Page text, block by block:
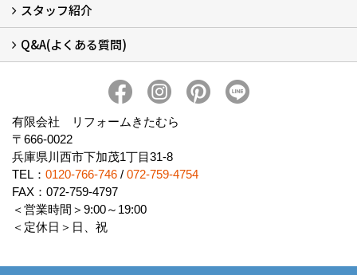
会社概要 (2)
ブログ
アクセス
施工エリア
施工までの流れ
SNSインフォメーション
チャット機能
オンライン打合わせ
補助金について (2)
スタッフ紹介
スタッフ紹介
Q&A(よくある質問)
有限会社 リフォームきたむら
〒666-0022
兵庫県川西市下加茂1丁目31-8
TEL： 0120-766-746 / 072-759-4754
FAX：072-759-4797
＜営業時間＞9:00～19:00
＜定休日＞日、祝